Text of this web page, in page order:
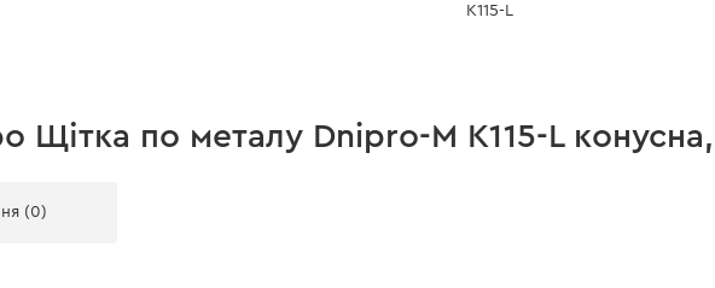
К115-L
Щітка по металу Dnipro-M К115-L
(0)